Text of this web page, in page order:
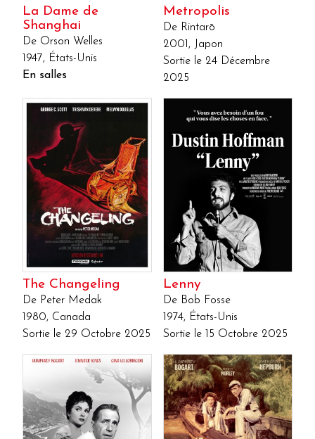
La Dame de
Shanghai
De Orson Welles
1947, États-Unis
En salles
Metropolis
De Rintarō
2001, Japon
Sortie le 24 Décembre
2025
The Changeling
De Peter Medak
1980, Canada
Sortie le 29 Octobre 2025
Lenny
De Bob Fosse
1974, États-Unis
Sortie le 15 Octobre 2025